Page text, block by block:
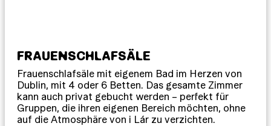
FRAUENSCHLAFSÄLE
Frauenschlafsäle mit eigenem Bad im Herzen von
Dublin, mit 4 oder 6 Betten. Das gesamte Zimmer
kann auch privat gebucht werden – perfekt für
Gruppen, die ihren eigenen Bereich möchten, ohne
auf die Atmosphäre von i Lár zu verzichten.